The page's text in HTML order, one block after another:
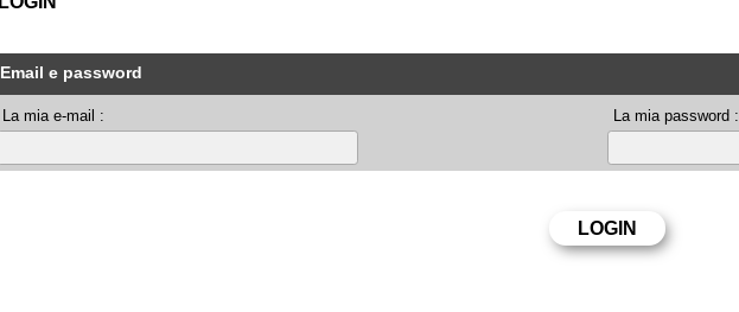
Email e password
La mia e-mail : La mia password :